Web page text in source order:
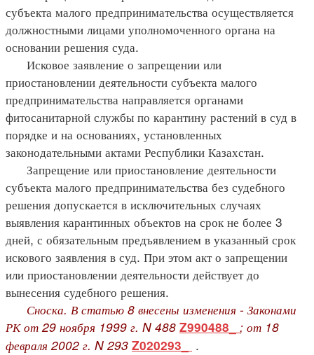
субъекта малого предпринимательства осуществляется
должностными лицами уполномоченного органа на
основании решения суда.
Исковое заявление о запрещении или
приостановлении деятельности субъекта малого
предпринимательства направляется органами
фитосанитарной службы по карантину растений в суд в
порядке и на основаниях, установленных
законодательными актами Республики Казахстан.
Запрещение или приостановление деятельности
субъекта малого предпринимательства без судебного
решения допускается в исключительных случаях
выявления карантинных объектов на срок не более 3
дней, с обязательным предъявлением в указанный срок
искового заявления в суд. При этом акт о запрещении
или приостановлении деятельности действует до
вынесения судебного решения.
Сноска. В статью 8 внесены изменения - Законами
РК от 29 ноября 1999 г. N 488 Z990488_ ; от 18
февраля 2002 г. N 293 Z020293_ .